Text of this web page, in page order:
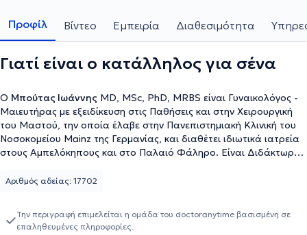
Προφίλ Βίντεο Εμπειρία Διαθεσιμότητα
Γιατί είναι ο κατάλληλος για σένα
Ο Μπούτας Ιωάννης MD, MSc, PhD, MRBS είναι Γυναικολόγος -
Μαιευτήρας με εξειδίκευση στις Παθήσεις και στην Χειρουργική
του Μαστού, την οποία έλαβε στην Πανεπιστημιακή Κλινική του
Νοσοκομείου Mainz της Γερμανίας, και διαθέτει ιδιωτικά ιατρεία
στους Αμπελόκηπους και στο Παλαιό Φάληρο. Είναι Διδάκτωρ
Πανεπιστημίου Αθηνών, με ειδικό αντικείμενο την θεραπεία του
Επιπλέον, κατέχει μεταπτυχιακό τίτλο σπουδών (MSc) στην
Αριθμός αδείας: 17702
Την περιγραφή επιμελείται η ομάδα του doctoranytime βασισμένη σε
επαληθευμένες πληροφορίες.